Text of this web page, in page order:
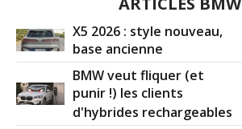
X5 2026 : style nouveau,
base ancienne
BMW veut fliquer (et
punir !) les clients
d'hybrides rechargeables